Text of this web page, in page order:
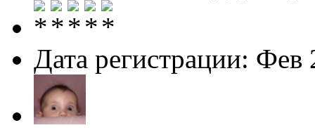
Дата регистрации: Фев